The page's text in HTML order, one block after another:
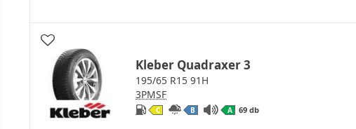
Kleber Quadraxer 3
195/65 R15 91H
3PMSF
C B A 69 db